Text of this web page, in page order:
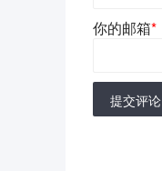
你的邮箱*
提交评论